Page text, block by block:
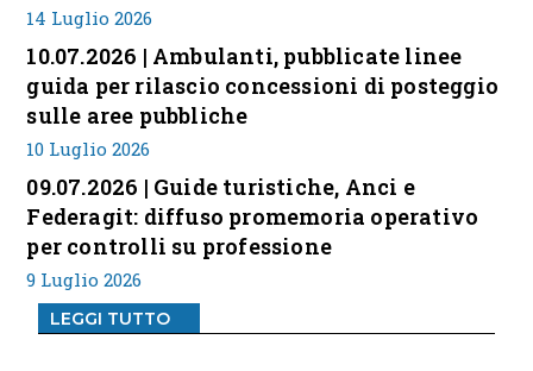
14 Luglio 2026
10.07.2026 | Ambulanti, pubblicate linee
guida per rilascio concessioni di posteggio
sulle aree pubbliche
10 Luglio 2026
09.07.2026 | Guide turistiche, Anci e
Federagit: diffuso promemoria operativo
per controlli su professione
9 Luglio 2026
LEGGI TUTTO